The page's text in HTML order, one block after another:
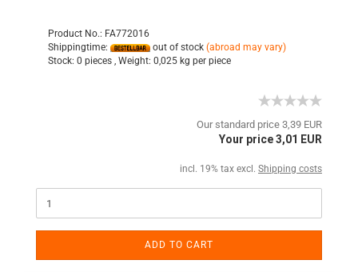
Product No.: FA772016
Shippingtime:
out of stock (abroad may vary)
Stock: 0 pieces , Weight: 0,025 kg per piece
Our standard price 3,39 EUR
Your price 3,01 EUR
incl. 19% tax excl. Shipping costs
ADD TO CART